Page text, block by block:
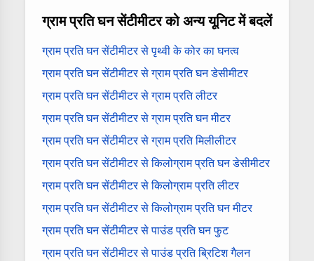
ग्राम प्रति घन सेंटीमीटर को अन्य यूनिट में बदलें
ग्राम प्रति घन सेंटीमीटर से पृथ्वी के कोर का घनत्व
ग्राम प्रति घन सेंटीमीटर से ग्राम प्रति घन डेसीमीटर
ग्राम प्रति घन सेंटीमीटर से ग्राम प्रति लीटर
ग्राम प्रति घन सेंटीमीटर से ग्राम प्रति घन मीटर
ग्राम प्रति घन सेंटीमीटर से ग्राम प्रति मिलीलीटर
ग्राम प्रति घन सेंटीमीटर से किलोग्राम प्रति घन डेसीमीटर
ग्राम प्रति घन सेंटीमीटर से किलोग्राम प्रति लीटर
ग्राम प्रति घन सेंटीमीटर से किलोग्राम प्रति घन मीटर
ग्राम प्रति घन सेंटीमीटर से पाउंड प्रति घन फुट
ग्राम प्रति घन सेंटीमीटर से पाउंड प्रति ब्रिटिश गैलन